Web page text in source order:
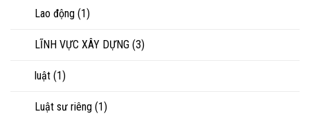
Lao động (1)
LĨNH VỰC XÂY DỰNG (3)
luật (1)
Luật sư riêng (1)